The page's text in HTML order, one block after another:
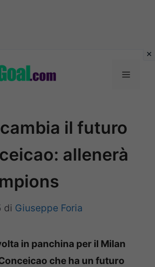
Menu
il futuro
allenerà
di Giuseppe Foria
in panchina per il Milan
che ha un futuro